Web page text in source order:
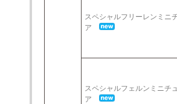
スペシャルフリーレンミニ
ア
スペシャルフェルンミニチ
ア